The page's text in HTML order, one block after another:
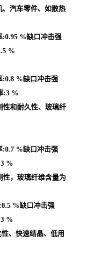
、汽车零件、如散热
:0.95 %缺口冲击强
%
:0.8 %缺口冲击强
:3 %
性和耐久性、玻璃纤
:0.7 %缺口冲击强
%
性，玻璃纤维含量为
%缺口冲击强
%
、快速结晶、低用